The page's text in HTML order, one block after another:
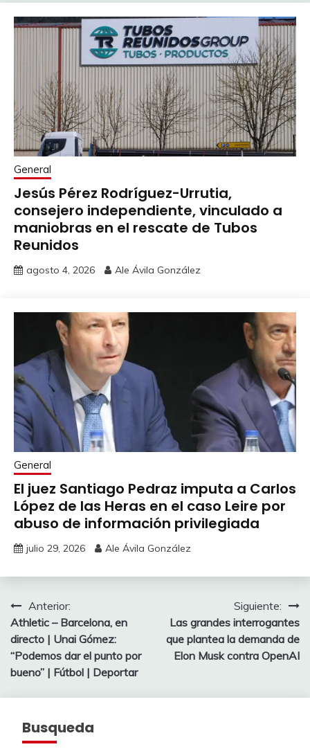
General
Jesús Pérez Rodríguez-Urrutia,
consejero independiente, vinculado a
maniobras en el rescate de Tubos
Reunidos
agosto 4, 2026 Ale Ávila González
General
El juez Santiago Pedraz imputa a Carlos
López de las Heras en el caso Leire por
abuso de información privilegiada
julio 29, 2026 Ale Ávila González
Navegación
de
entradas
Anterior:
Athletic – Barcelona, ​​en
directo | Unai Gómez:
“Podemos dar el punto por
bueno” | Fútbol | Deportar
Siguiente:
Las grandes interrogantes
que plantea la demanda de
Elon Musk contra OpenAI
Busqueda